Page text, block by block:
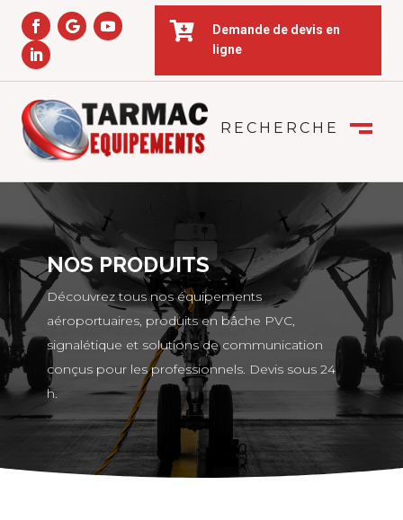

Demande de devis en
ligne
RECHERCHE
NOS PRODUITS
Découvrez tous nos équipements
aéroportuaires, produits en bâche PVC,
signalétique et solutions de communication
conçus pour les professionnels. Devis sous 24
h.